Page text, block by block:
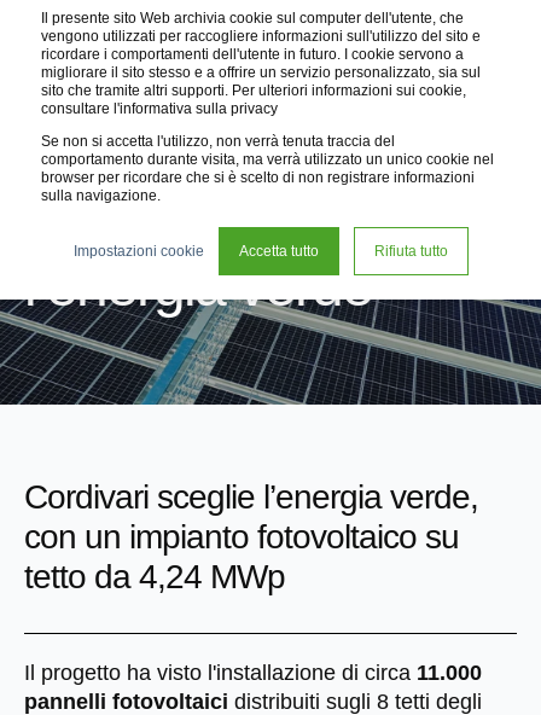
Il presente sito Web archivia cookie sul computer dell'utente, che
vengono utilizzati per raccogliere informazioni sull'utilizzo del sito e
ricordare i comportamenti dell'utente in futuro. I cookie servono a
migliorare il sito stesso e a offrire un servizio personalizzato, sia sul
sito che tramite altri supporti. Per ulteriori informazioni sui cookie,
consultare l'informativa sulla privacy
Se non si accetta l'utilizzo, non verrà tenuta traccia del
comportamento durante visita, ma verrà utilizzato un unico cookie nel
browser per ricordare che si è scelto di non registrare informazioni
sulla navigazione.
Impostazioni cookie Accetta tutto Rifiuta tutto
Cordivari sceglie
l’energia verde
Cordivari sceglie l’energia verde,
con un impianto fotovoltaico su
tetto da 4,24 MWp
Il progetto ha visto l'installazione di circa 11.000
pannelli fotovoltaici distribuiti sugli 8 tetti degli